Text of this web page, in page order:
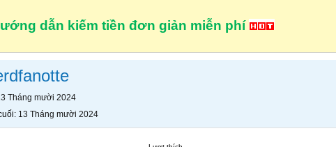
dẫn kiếm tiền đơn giản miễn phí
Tháng mười 2024
13 Tháng mười 2024